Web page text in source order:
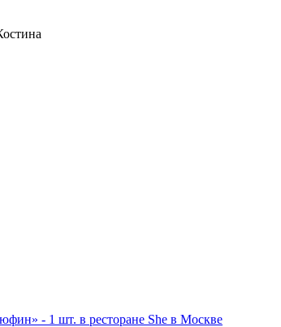
- 1 шт. в ресторане She в Москве